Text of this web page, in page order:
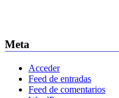
Meta
Acceder
Feed de entradas
Feed de comentarios